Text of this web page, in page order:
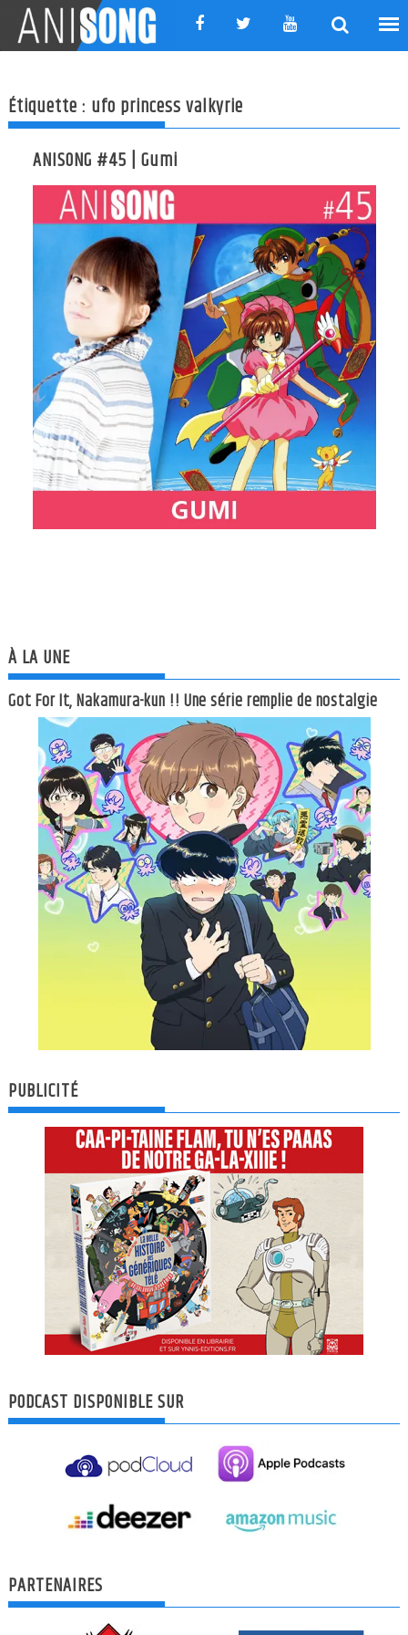
content
Étiquette : ufo princess valkyrie
ANISONG #45 | Gumi
À LA UNE
Got For It, Nakamura-kun !! Une série remplie de nostalgie
PUBLICITÉ
PODCAST DISPONIBLE SUR
PARTENAIRES